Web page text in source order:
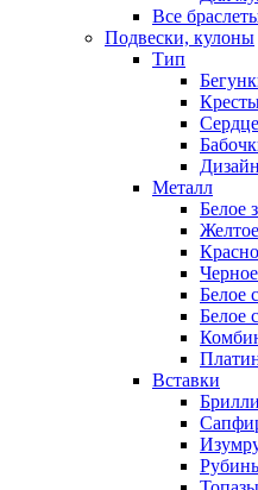
Все
Подвески, кулоны
Тип
Сердце
Металл
Белое
Белое
Белое
Вставки